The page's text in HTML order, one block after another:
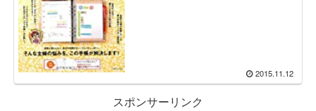
2015.11.12
スポンサーリンク